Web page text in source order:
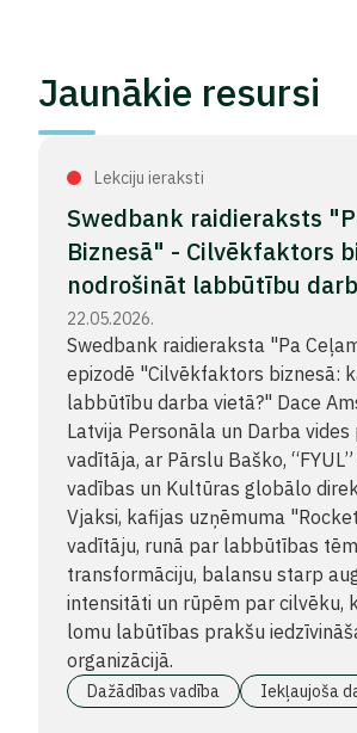
Jaunākie resursi
Lekciju ieraksti
Swedbank raidieraksts
Biznesā" - Cilvēkfaktors
nodrošināt labbūtību
22.05.2026.
Swedbank raidieraksta "Pa
epizodē "Cilvēkfaktors biznesā:
labbūtību darba vietā?" Dace
Latvija Personāla un Darba
vadītāja, ar Pārslu Baško,
vadības un Kultūras globālo
Vjaksi, kafijas uzņēmuma
vadītāju, runā par labbūtības
transformāciju, balansu starp
intensitāti un rūpēm par cilvēku,
lomu labūtības prakšu
organizācijā.
Dažādības vadība Iekļaujoša